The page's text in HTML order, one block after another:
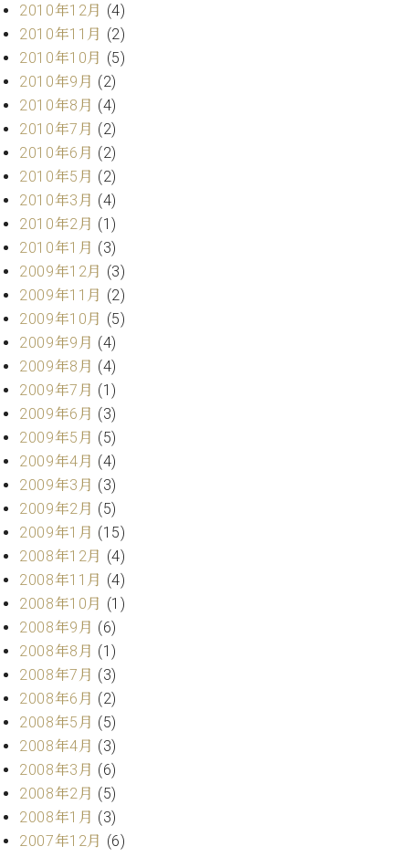
2010年12月 (4)
2010年11月 (2)
2010年10月 (5)
2010年9月 (2)
2010年8月 (4)
2010年7月 (2)
2010年6月 (2)
2010年5月 (2)
2010年3月 (4)
2010年2月 (1)
2010年1月 (3)
2009年12月 (3)
2009年11月 (2)
2009年10月 (5)
2009年9月 (4)
2009年8月 (4)
2009年7月 (1)
2009年6月 (3)
2009年5月 (5)
2009年4月 (4)
2009年3月 (3)
2009年2月 (5)
2009年1月 (15)
2008年12月 (4)
2008年11月 (4)
2008年10月 (1)
2008年9月 (6)
2008年8月 (1)
2008年7月 (3)
2008年6月 (2)
2008年5月 (5)
2008年4月 (3)
2008年3月 (6)
2008年2月 (5)
2008年1月 (3)
2007年12月 (6)